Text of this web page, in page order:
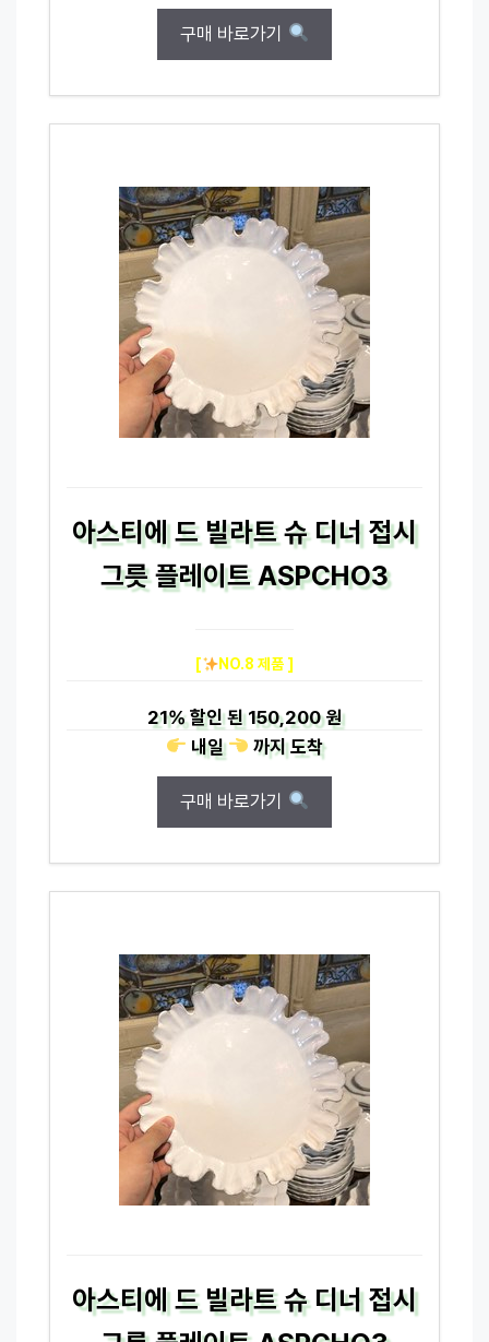
구매 바로가기
아스티에 드 빌라트 슈 디너 접시
그릇 플레이트 ASPCHO3
[ NO.8 제품 ]
21%할인 된150,200 원
내일
까지도착
구매 바로가기
아스티에 드 빌라트 슈 디너 접시